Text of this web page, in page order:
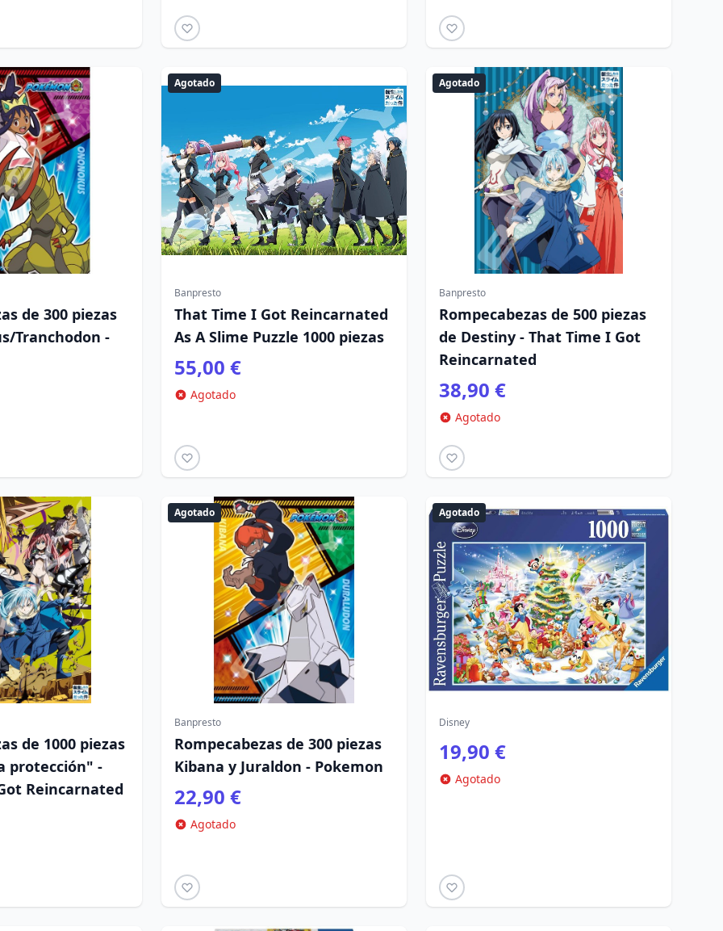
de 300 piezas
Tranchodon -
Agotado
Banpresto
That Time I Got Reincarnated
As A Slime Puzzle 1000 piezas
55,00 €
Agotado
Agotado
Banpresto
Rompecabezas de 500 piezas
de Destiny - That Time I Got
Reincarnated
38,90 €
Agotado
de 1000 piezas
protección" -
Reincarnated
Agotado
Banpresto
Rompecabezas de 300 piezas
Kibana y Juraldon - Pokemon
22,90 €
Agotado
Agotado
Disney
19,90 €
Agotado